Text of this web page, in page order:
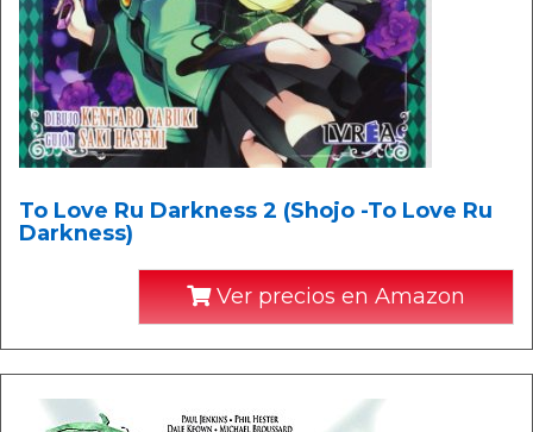
To Love Ru Darkness 2 (Shojo -To Love Ru
Darkness)
Ver precios en Amazon